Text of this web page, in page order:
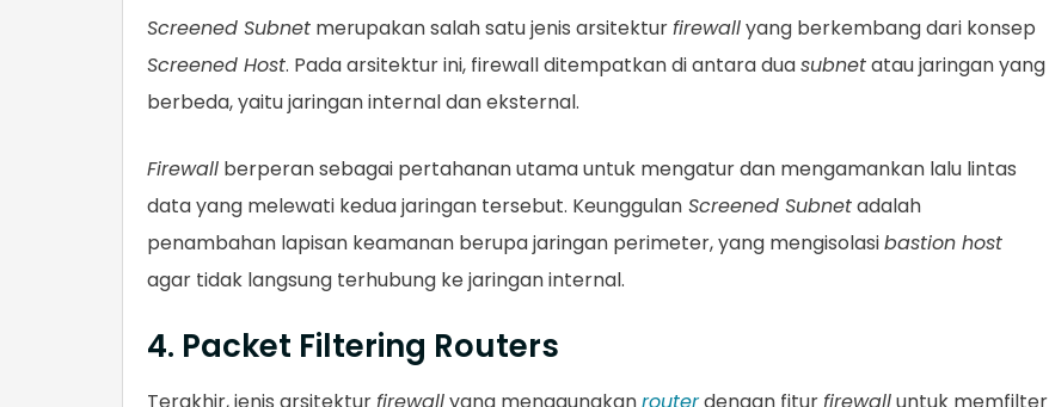
Screened Subnet merupakan salah satu jenis arsitekturfirewallyang berkembang dari konsep
Screened Host. Pada arsitektur ini, firewall ditempatkan di antara duasubnetatau jaringan yang
berbeda, yaitu jaringan internal dan eksternal.
Firewall berperan sebagai pertahanan utama untuk mengatur dan mengamankan lalu lintas
data yang melewati kedua jaringan tersebut. Keunggulan Screened Subnetadalah
penambahan lapisan keamanan berupa jaringan perimeter, yang mengisolasibastion host
agar tidak langsung terhubung ke jaringan internal.
4. Packet Filtering Routers
Terakhir, jenis arsitektur firewallyang menggunakanrouterdengan fitur firewalluntuk memfilter